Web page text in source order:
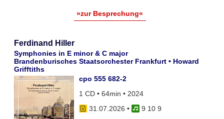
»zur Besprechung«
Ferdinand Hiller
Symphonies in E minor & C major
Brandenburisches Staatsorchester Frankfurt • Howard
Grifftiths
cpo 555 682-2
1 CD • 64min • 2024
31.07.2026 •
9 10 9